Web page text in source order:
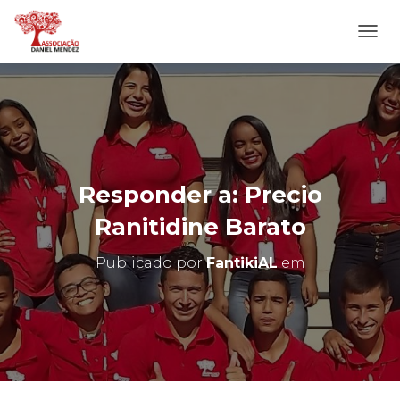
L
T
E
R
N
A
N
A
E
G
O
Responder a: Precio
Ranitidine Barato
Publicado porFantikiALem